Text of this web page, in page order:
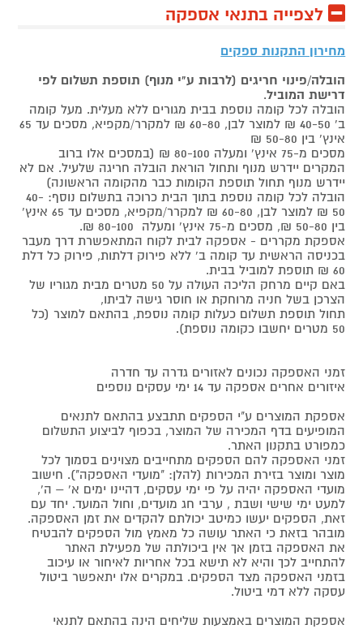
לצפייה בתנאי אספקה
מחירון התקנות ספקים
הובלה/פינוי חריגים (לרבות ע"י מנוף) תוספת תשלום לפי
דרישת המוביל.
הובלה לכל קומה נוספת בבית מגורים ללא מעלית. מעל קומה
ב' 40-50 ₪ למוצר לבן, 60-80 ₪ למקרר/מקפיא, מסכים עד 65
אינץ' בין 50-80 ₪
מסכים מ-75 אינץ' ומעלה 80-100 ₪ (במסכים אלו ברוב
המקרים יידרש מנוף ותחול הוראת הובלה חריגה שלעיל. אם לא
יידרש מנוף תחול תוספת הקומות כבר מהקומה הראשונה)
הובלה לכל קומה נוספת בתוך הבית כרוכה בתשלום נוסף: 40-
50 ₪ למוצר לבן, 60-80 ₪ למקרר/מקפיא, מסכים עד 65 אינץ'
בין 50-80 ₪, מסכים מ-75 אינץ' ומעלה 80-100 ₪.
אספקת מקררים - אספקה לבית לקוח המתאפשרת דרך מעבר
בכניסה הראשית עד קומה ב' ללא פירוק דלתות, פירוק כל דלת
60 ₪ תוספת למוביל בבית.
באם קיים מרחק הליכה העולה על 50 מטרים מבית מגוריו של
הצרכן בשל חניה מרוחקת או חוסר גישה לביתו,
תחול תוספת תשלום כעלות קומה נוספת, בהתאם למוצר (כל
50 מטרים יחשבו כקומה נוספת).
זמני האספקה נכונים לאזורים גדרה עד חדרה
איזורים אחרים אספקה עד 14 ימי עסקים נוספים
אספקת המוצרים ע"י הספקים תתבצע בהתאם לתנאים
המופיעים בדף המכירה של המוצר, בכפוף לביצוע התשלום
כמפורט בתקנון האתר.
זמני האספקה להם הספקים מתחייבים מצוינים בסמוך לכל
מוצר ומוצר בזירת המכירות (להלן: "מועדי האספקה"). חישוב
מועדי האספקה יהיה על פי ימי עסקים, דהיינו ימים א' – ה',
למעט ימי שישי ושבת , ערבי חג מועדים, וחול המועד. יחד עם
זאת, הספקים יעשו כמיטב יכולתם להקדים את זמן האספקה.
מובהר בזאת כי האתר עושה כל מאמץ מול הספקים להבטיח
את האספקה בזמן אך אין ביכולתה של מפעילת האתר
להתחייב לכך והיא לא תישא בכל אחריות לאיחור או עיכוב
בזמני האספקה מצד הספקים. במקרים אלו יתאפשר ביטול
עסקה ללא דמי ביטול.
אספקת המוצרים באמצעות שליחים הינה בהתאם לתנאי